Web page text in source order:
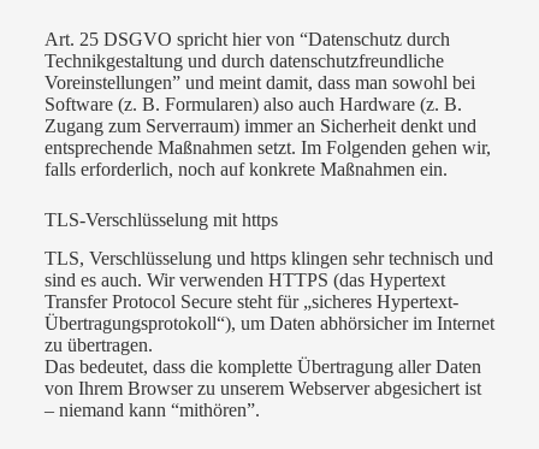
Art. 25 DSGVO spricht hier von “Datenschutz durch
Technikgestaltung und durch datenschutzfreundliche
Voreinstellungen” und meint damit, dass man sowohl bei
Software (z. B. Formularen) also auch Hardware (z. B.
Zugang zum Serverraum) immer an Sicherheit denkt und
entsprechende Maßnahmen setzt. Im Folgenden gehen wir,
falls erforderlich, noch auf konkrete Maßnahmen ein.
TLS-Verschlüsselung mit https
TLS, Verschlüsselung und https klingen sehr technisch und
sind es auch. Wir verwenden HTTPS (das Hypertext
Transfer Protocol Secure steht für „sicheres Hypertext-
Übertragungsprotokoll“), um Daten abhörsicher im Internet
zu übertragen.
Das bedeutet, dass die komplette Übertragung aller Daten
von Ihrem Browser zu unserem Webserver abgesichert ist
– niemand kann “mithören”.